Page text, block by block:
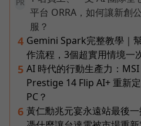
PR
平台 ORRA，如何讓新創
服？
4 Gemini Spark完整教學｜
作流程，3個超實用情境一
5 AI 時代的行動生產力：
Prestige 14 Flip AI+ 重新
PC？
6 黃仁勳兆元宴永遠站最後